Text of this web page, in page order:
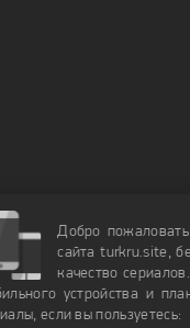
Добро
сайта turkru.site,
качество
устройства и
если вы пользуетесь: